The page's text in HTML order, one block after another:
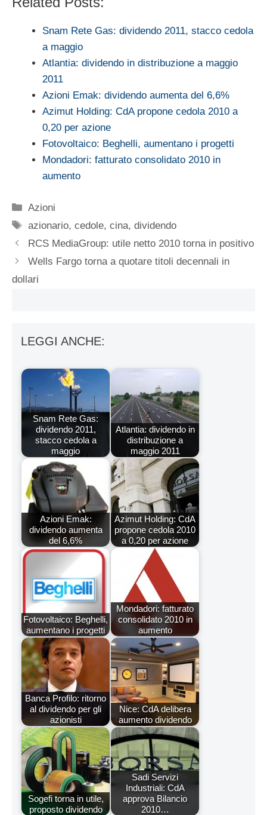
Snam Rete Gas: dividendo 2011, stacco cedola
a maggio
Atlantia: dividendo in distribuzione a maggio
2011
Azioni Emak: dividendo aumenta del 6,6%
Azimut Holding: CdA propone cedola 2010 a
0,20 per azione
Fotovoltaico: Beghelli, aumentano i progetti
Mondadori: fatturato consolidato 2010 in
aumento
Categorie
Azioni
Tag
azionario,cedole,cina,dividendo
RCS MediaGroup: utile netto 2010 torna in positivo
Wells Fargo torna a quotare titoli decennali in
dollari
LEGGI ANCHE:
Snam Rete Gas:
dividendo 2011,
stacco cedola a
maggio
Atlantia: dividendo in
distribuzione a
maggio 2011
Azioni Emak:
dividendo aumenta
del 6,6%
Azimut Holding: CdA
propone cedola 2010
a 0,20 per azione
Fotovoltaico: Beghelli,
aumentano i progetti
Mondadori: fatturato
consolidato 2010 in
aumento
Banca Profilo: ritorno
al dividendo per gli
azionisti
Nice: CdA delibera
aumento dividendo
Sogefi torna in utile,
proposto dividendo
Sadi Servizi
Industriali: CdA
approva Bilancio
2010…